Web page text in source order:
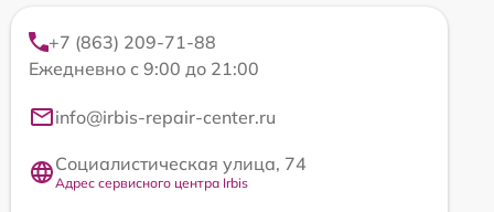
+7 (863) 209-71-88
Ежедневно с 9:00 до 21:00
info@irbis-repair-center.ru
Социалистическая улица, 74
Адрес сервисного центра Irbis